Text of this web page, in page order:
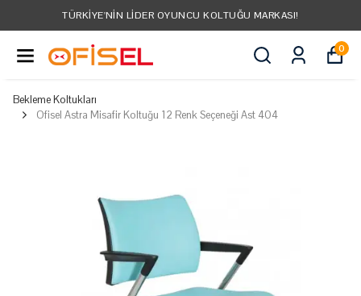
TÜRKIYE'NIN LIDER OYUNCU KOLTUĞU MARKASI!
0
Bekleme Koltukları
Ofisel Astra Misafir Koltuğu 12 Renk Seçeneği Ast 404